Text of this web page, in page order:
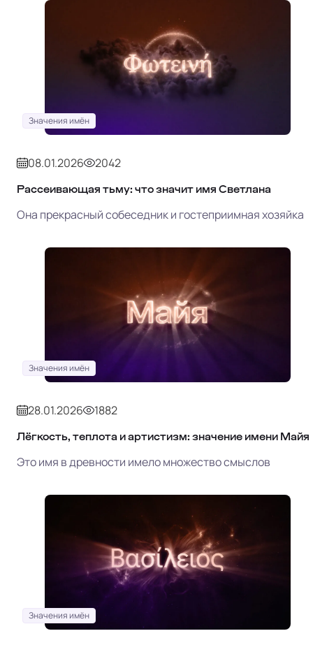
Значения имён
08.01.2026 2042
Рассеивающая тьму: что значит имя Светлана
Она прекрасный собеседник и гостеприимная хозяйка
Значения имён
28.01.2026 1882
Лёгкость, теплота и артистизм: значение имени Майя
Это имя в древности имело множество смыслов
Значения имён